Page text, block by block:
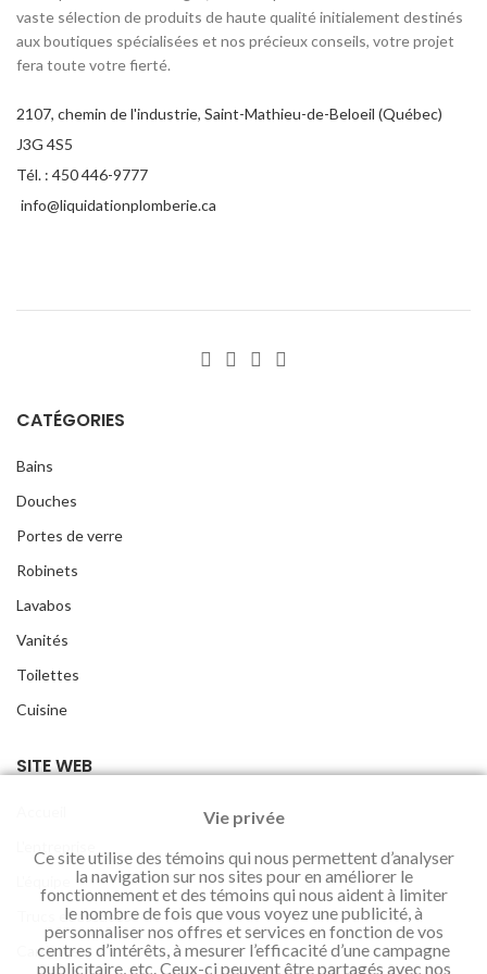
aussi agréables à regarder
qu’à utiliser.
vaste sélection de produits de haute qualité initialement destinés
aux boutiques spécialisées et nos précieux conseils, votre projet
fera toute votre fierté.
2107, chemin de l'industrie, Saint-Mathieu-de-Beloeil (Québec)
J3G 4S5
Tél. : 450 446-9777
info@liquidationplomberie.ca
CATÉGORIES
Bains
Douches
Portes de verre
Robinets
Lavabos
Vanités
Toilettes
Cuisine
SITE WEB
Trucs et astuces
Carrières
Vie privée
Ce site utilise des témoins qui nous permettent d’analyser
la navigation sur nos sites pour en améliorer le
fonctionnement et des témoins qui nous aident à limiter
le nombre de fois que vous voyez une publicité, à
personnaliser nos offres et services en fonction de vos
centres d’intérêts, à mesurer l’efficacité d’une campagne
publicitaire, etc. Ceux-ci peuvent être partagés avec nos